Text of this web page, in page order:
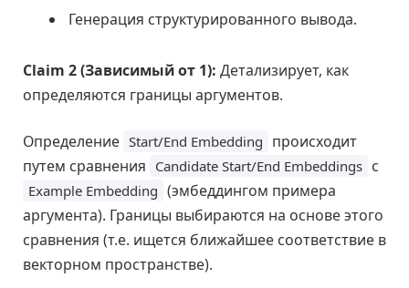
Генерация структурированного вывода.
Claim 2 (Зависимый от 1): Детализирует, как
определяются границы аргументов.
Определение Start/End Embedding происходит
путем сравнения Candidate Start/End Embeddings с
Example Embedding (эмбеддингом примера
аргумента). Границы выбираются на основе этого
сравнения (т.е. ищется ближайшее соответствие в
векторном пространстве).